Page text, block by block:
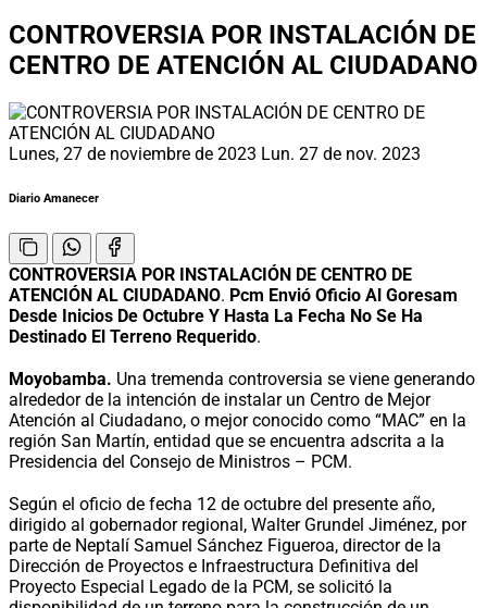
CONTROVERSIA POR INSTALACIÓN DE
CENTRO DE ATENCIÓN AL CIUDADANO
Lunes, 27 de noviembre de 2023 Lun. 27 de nov. 2023
Diario Amanecer
CONTROVERSIA POR INSTALACIÓN DE CENTRO DE
ATENCIÓN AL CIUDADANO. Pcm Envió Oficio Al Goresam
Desde Inicios De Octubre Y Hasta La Fecha No Se Ha
Destinado El Terreno Requerido.
Moyobamba. Una tremenda controversia se viene generando
alrededor de la intención de instalar un Centro de Mejor
Atención al Ciudadano, o mejor conocido como “MAC” en la
región San Martín, entidad que se encuentra adscrita a la
Presidencia del Consejo de Ministros – PCM.
Según el oficio de fecha 12 de octubre del presente año,
dirigido al gobernador regional, Walter Grundel Jiménez, por
parte de Neptalí Samuel Sánchez Figueroa, director de la
Dirección de Proyectos e Infraestructura Definitiva del
Proyecto Especial Legado de la PCM, se solicitó la